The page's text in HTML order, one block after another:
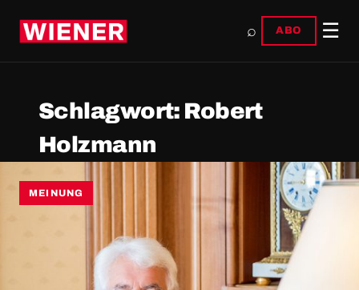
⌕ ABO ☰
Schlagwort: Robert
Holzmann
MEINUNG